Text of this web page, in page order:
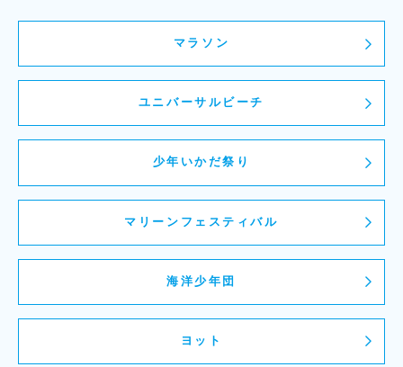
マラソン
ユニバーサルビーチ
少年いかだ祭り
マリーンフェスティバル
海洋少年団
ヨット